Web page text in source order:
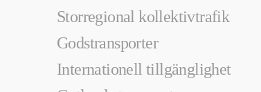
Storregional kollektivtrafik
Godstransporter
Internationell tillgänglighet